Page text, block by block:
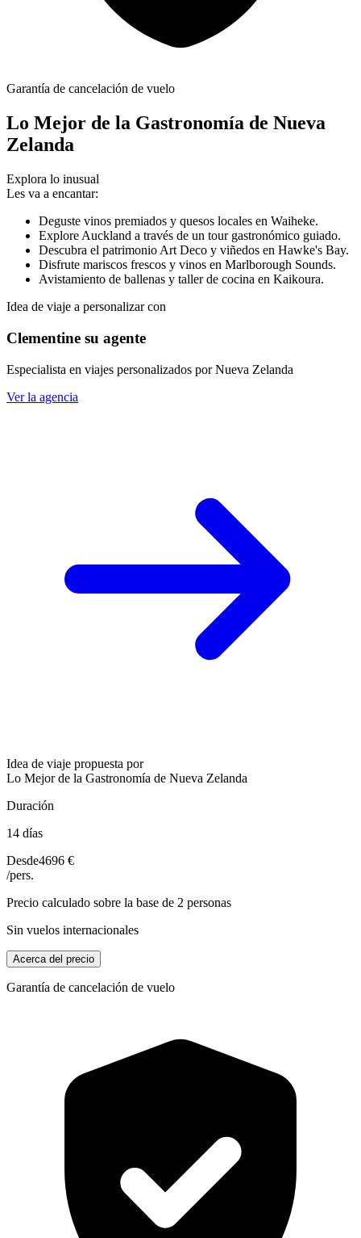
Garantía de cancelación de vuelo
Lo Mejor de la Gastronomía de Nueva
Zelanda
Explora lo inusual
Les va a encantar:
Deguste vinos premiados y quesos locales en Waiheke.
Explore Auckland a través de un tour gastronómico guiado.
Descubra el patrimonio Art Deco y viñedos en Hawke's Bay.
Disfrute mariscos frescos y vinos en Marlborough Sounds.
Avistamiento de ballenas y taller de cocina en Kaikoura.
Idea de viaje a personalizar con
Clementine su agente
Especialista en viajes personalizados por Nueva Zelanda
Ver la agencia
Idea de viaje propuesta por
Lo Mejor de la Gastronomía de Nueva Zelanda
Duración
14 días
Desde4696 €
/pers.
Precio calculado sobre la base de 2 personas
Sin vuelos internacionales
Acerca del precio
Garantía de cancelación de vuelo